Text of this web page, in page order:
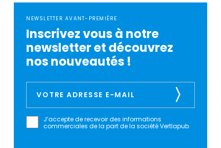
NEWSLETTER AVANT-PREMIÈRE
Inscrivez vous à notre
newsletter et découvrez
nos nouveautés !
J’accepte de recevoir des informations
commerciales de la part de la société Vertlapub